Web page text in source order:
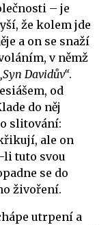
– je
že kolem jde
a on se snaží
v němž
Davidův“.
od
do něj
slitování:
ale on
li tuto svou
se do
živoření.
utrpení a